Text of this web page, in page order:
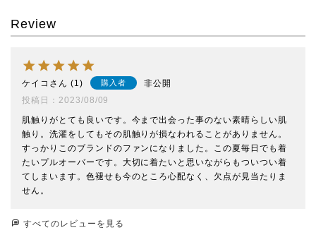
Review
ケイコ 1 購入者
非公開
投稿日
2023/08/09
肌触りがとても良いです。今まで出会った事のない素晴らしい肌
触り。洗濯をしてもその肌触りが損なわれることがありません。
すっかりこのブランドのファンになりました。この夏毎日でも着
たいプルオーバーです。大切に着たいと思いながらもついつい着
てしまいます。色褪せも今のところ心配なく、欠点が見当たりま
せん。
すべてのレビューを見る